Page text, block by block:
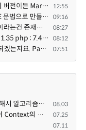
기본적인 ORDER BY 문법은 MySQL 초기 버전이든 MariaDB 최신 버전이든 차이가 없습니다. 라이믹스 게시판에... 12:55
네, 감사합니다. 저는 xe 처음 접했을때 XE 문법으로 만들었다고 해서 xe코드들이 php와 전혀 다른것 같이 ... 09:16
php 코드에서 "XE(Rhymix)만의 문법"이라는건 존재하지도 않고 별도의 인터프리터를 만들지 않는한 쓸 수도 ... 08:27
관리자 서버 보기 에 rhymix_version : 2.1.35 php : 7.4.3 (64-bit) db.type : mysql (innodb, utf8mb4) db... 08:12
와우..감사합니다. 한가지만 더 물어봐도 되겠는지요. Password.php 파일안에 클래스와 함수들은 순수 php ... 07:51
R\F\Password::checkPassword 함수 해시 알고리즘을 암시적으로 호출하는 경우 Argon2id 해시 비교 실패 08.03
[page] 위젯 페이지 편집 화면에서 위젯이 Context의 module_info를 덮어쓰면 저장이 ERR_ACT_IS_NOT_STANDALONE으로 실패 07.25
07.11